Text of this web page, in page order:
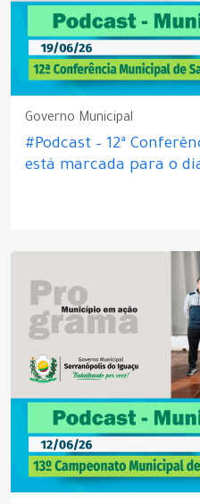
Governo Municipal
#Podcast – 12ª
está marcada para o